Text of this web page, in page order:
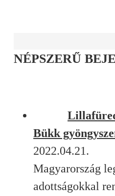
NÉPSZERŰ
Bükk
2022.04.21.
Magyarország
adottságokkal